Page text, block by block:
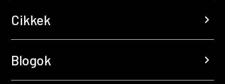
Cikkek chevron_right
Blogok chevron_right